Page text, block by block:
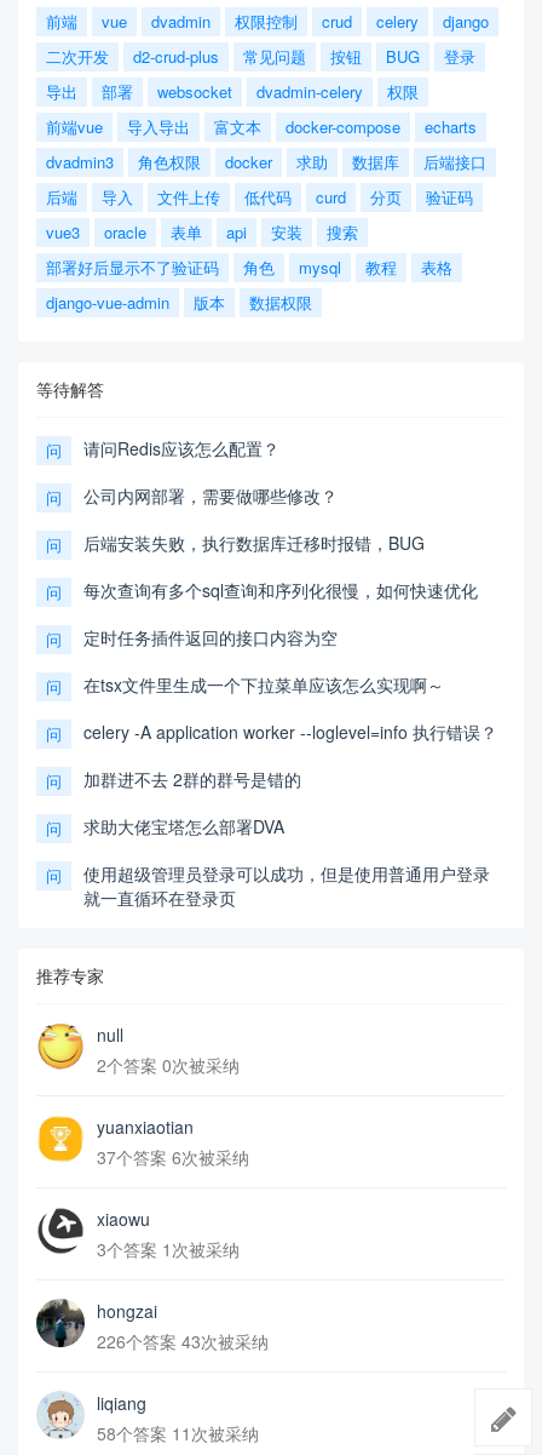
前端 vue dvadmin 权限控制 crud celery
django
二次开发
d2-crud-plus 常见问题 按钮 BUG
登录
导出
部署 websocket dvadmin-celery
权限
前端vue
导入导出 富文本 docker-compose
echarts
dvadmin3
角色权限 docker 求助 数据库
后端接口
后端
导入 文件上传 低代码 curd 分页
验证码
vue3
oracle 表单 api 安装
搜索
部署好后显示不了验证码
角色 mysql 教程
表格
django-vue-admin
版本 数据权限
等待解答
问 请问Redis应该怎么配置？
问 公司内网部署，需要做哪些修改？
问 后端安装失败，执行数据库迁移时报错，BUG
问 每次查询有多个sql查询和序列化很慢，如何快速优化
问 定时任务插件返回的接口内容为空
问 在tsx文件里生成一个下拉菜单应该怎么实现啊～
问 celery -A application worker --loglevel=info 执行错误？
问 加群进不去 2群的群号是错的
问 求助大佬宝塔怎么部署DVA
问
使用超级管理员登录可以成功，但是使用普通用户登录
就一直循环在登录页
推荐专家
null
2个答案 0次被采纳
yuanxiaotian
37个答案 6次被采纳
xiaowu
3个答案 1次被采纳
hongzai
226个答案 43次被采纳
liqiang
58个答案 11次被采纳